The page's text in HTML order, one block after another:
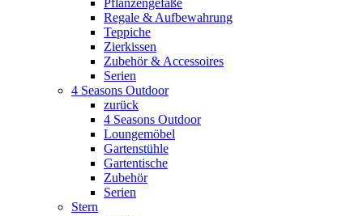
Regale & Aufbewahrung
Teppiche
Zierkissen
Zubehör & Accessoires
Serien
4 Seasons Outdoor
zurück
4 Seasons Outdoor
Loungemöbel
Gartenstühle
Gartentische
Zubehör
Serien
Stern